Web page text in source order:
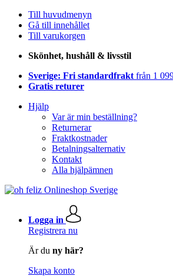
Till huvudmenyn
Gå till innehållet
Till varukorgen
Skönhet, hushåll & livsstil
Sverige: Fri standardfrakt från 1
Gratis returer
Hjälp
Var är min beställning?
Returnerar
Fraktkostnader
Betalningsalternativ
Kontakt
Alla hjälpämnen
Logga in
Registrera nu
Är du ny här?
Skapa konto